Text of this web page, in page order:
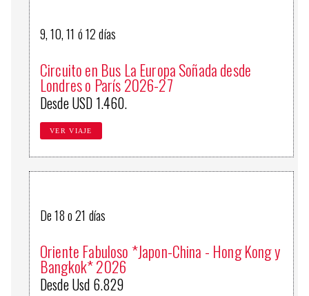
9, 10, 11 ó 12 días
Circuito en Bus La Europa Soñada desde
Londres o París 2026-27
Desde USD 1.460.
VER VIAJE
De 18 o 21 días
Oriente Fabuloso *Japon-China - Hong Kong y
Bangkok* 2026
Desde Usd 6.829